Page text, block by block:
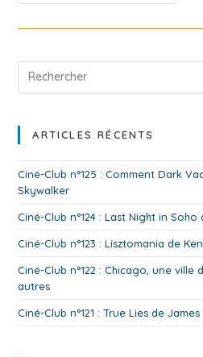
ARTICLES RÉCENTS
Ciné-Club n°125 : Comment Dark
Skywalker
Ciné-Club n°124 : Last Night in
Ciné-Club n°123 : Lisztomania de
Ciné-Club n°122 : Chicago, une ville
autres
Ciné-Club n°121 : True Lies de